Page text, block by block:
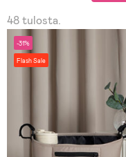
48 tulosta.
-31%
Flash Sale